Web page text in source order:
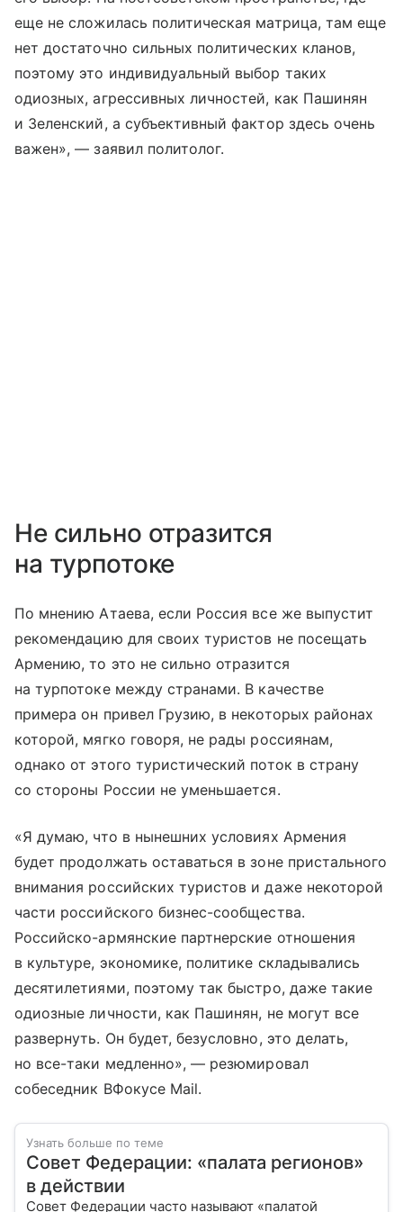
еще не сложилась политическая матрица, там еще
нет достаточно сильных политических кланов,
поэтому это индивидуальный выбор таких
одиозных, агрессивных личностей, как Пашинян
и Зеленский, а субъективный фактор здесь очень
важен», — заявил политолог.
Не сильно отразится
на турпотоке
По мнению Атаева, если Россия все же выпустит
рекомендацию для своих туристов не посещать
Армению, то это не сильно отразится
на турпотоке между странами. В качестве
примера он привел Грузию, в некоторых районах
которой, мягко говоря, не рады россиянам,
однако от этого туристический поток в страну
со стороны России не уменьшается.
«Я думаю, что в нынешних условиях Армения
будет продолжать оставаться в зоне пристального
внимания российских туристов и даже некоторой
части российского бизнес-сообщества.
Российско-армянские партнерские отношения
в культуре, экономике, политике складывались
десятилетиями, поэтому так быстро, даже такие
одиозные личности, как Пашинян, не могут все
развернуть. Он будет, безусловно, это делать,
но все-таки медленно», — резюмировал
собеседник ВФокусе Mail.
Узнать больше по теме
Совет Федерации: «палата регионов»
в действии
Совет Федерации часто называют «палатой